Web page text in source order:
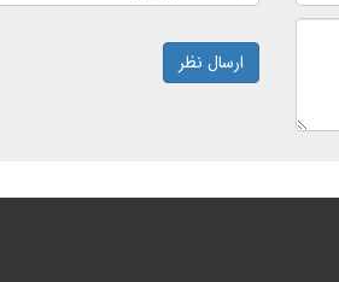
ارسال نظر